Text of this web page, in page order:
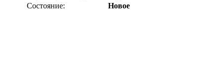
Состояние:
Новое